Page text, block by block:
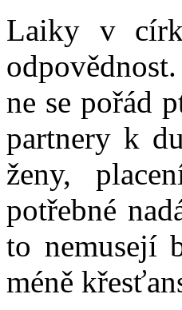
Laiky v
ne se pořád
partnery k
ženy,
potřebné
to nemusejí
méně